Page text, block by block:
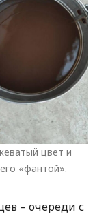
цвет и
«фантой».
– очереди с